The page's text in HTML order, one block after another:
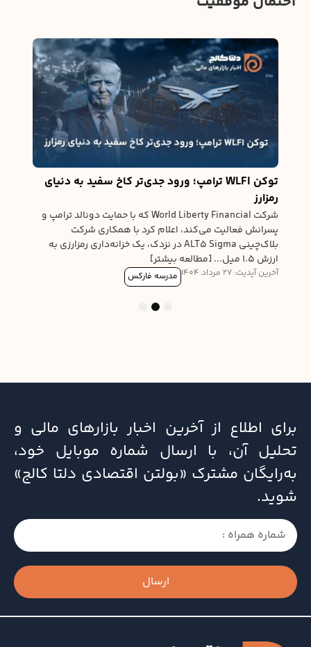
توکن WLFI ترامپ؛ ورود جدی‌تر کاخ سفید به دنیای
رمزارز
شرکت World Liberty Financial که با حمایت دونالد ترامپ و
پسرانش فعالیت می‌کند، اعلام کرد با همکاری شرکت
بلاک‌چینی ALT5 Sigma در نزدک، یک خزانه‌داری رمزارزی به
ارزش ۱.۵ میل... [مطالعه بیشتر]
مدرسه فارکس آخرین آپدیت: 27 مرداد 1404
برای اطلاع از آخرین اخبار بازارهای مالی و
تحلیل آن، با ارسال شماره موبایل خود،
به‌رایگان مشترک «بولتن اقتصادی دلتا کالج»
شوید.
ارسال